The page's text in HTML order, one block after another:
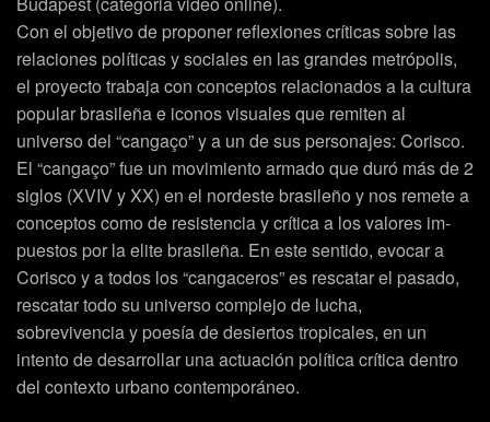
Con el objetivo de proponer reflexiones críticas sobre las
relaciones políticas y sociales en las grandes metrópolis,
el proyecto trabaja con conceptos relacionados a la cultura
popular brasileña e iconos visuales que remiten al
universo del “cangaço” y a un de sus personajes: Corisco.
El “cangaço” fue un movimiento armado que duró más de 2
siglos (XVIV y XX) en el nordeste brasileño y nos remete a
conceptos como de resistencia y crítica a los valores im-
puestos por la elite brasileña. En este sentido, evocar a
Corisco y a todos los “cangaceros” es rescatar el pasado,
rescatar todo su universo complejo de lucha,
sobrevivencia y poesía de desiertos tropicales, en un
intento de desarrollar una actuación política crítica dentro
del contexto urbano contemporáneo.